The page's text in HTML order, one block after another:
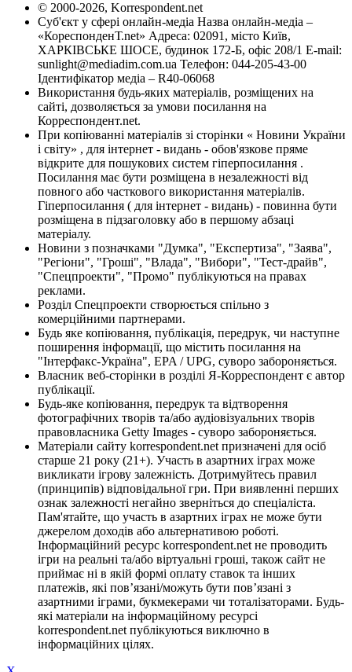
© 2000-2026, Korrespondent.net
Суб'єкт у сфері онлайн-медіа Назва онлайн-медіа –
«КореспонденТ.net» Адреса: 02091, місто Київ,
ХАРКІВСЬКЕ ШОСЕ, будинок 172-Б, офіс 208/1 E-mail:
sunlight@mediadim.com.ua Телефон: 044-205-43-00
Ідентифікатор медіа – R40-06068
Використання будь-яких матеріалів, розміщених на
сайті, дозволяється за умови посилання на
Корреспондент.net.
При копіюванні матеріалів зі сторінки « Новини України
і світу» , для інтернет - видань - обов'язкове пряме
відкрите для пошукових систем гіперпосилання .
Посилання має бути розміщена в незалежності від
повного або часткового використання матеріалів.
Гіперпосилання ( для інтернет - видань) - повинна бути
розміщена в підзаголовку або в першому абзаці
матеріалу.
Новини з позначками "Думка", "Експертиза", "Заява",
"Регіони", "Гроші", "Влада", "Вибори", "Тест-драйв",
"Спецпроекти", "Промо" публікуються на правах
реклами.
Розділ Спецпроекти створюється спільно з
комерційними партнерами.
Будь яке копіювання, публікація, передрук, чи наступне
поширення інформації, що містить посилання на
"Інтерфакс-Україна", EPA / UPG, суворо забороняється.
Власник веб-сторінки в розділі Я-Корреспондент є автор
публікації.
Будь-яке копіювання, передрук та відтворення
фотографічних творів та/або аудіовізуальних творів
правовласника Getty Images - суворо забороняється.
Матеріали сайту korrespondent.net призначені для осіб
старше 21 року (21+). Участь в азартних іграх може
викликати ігрову залежність. Дотримуйтесь правил
(принципів) відповідальної гри. При виявленні перших
ознак залежності негайно зверніться до спеціаліста.
Пам'ятайте, що участь в азартних іграх не може бути
джерелом доходів або альтернативою роботі.
Інформаційний ресурс korrespondent.net не проводить
ігри на реальні та/або віртуальні гроші, також сайт не
приймає ні в якій формі оплату ставок та інших
платежів, які пов’язані/можуть бути пов’язані з
азартними іграми, букмекерами чи тоталізаторами. Будь-
які матеріали на інформаційному ресурсі
korrespondent.net публікуються виключно в
інформаційних цілях.